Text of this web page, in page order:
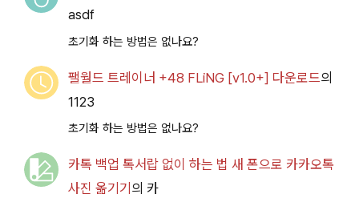
asdf
초기화 하는 방법은 없나요?
팰월드 트레이너 +48 FLiNG [v1.0+] 다운로드의
1123
초기화 하는 방법은 없나요?
카톡 백업 톡서랍 없이 하는 법 새 폰으로 카카오톡
사진 옮기기 의 카